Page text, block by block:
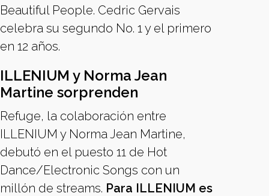
Beautiful People. Cedric Gervais
celebra su segundo No. 1 y el primero
en 12 años.
ILLENIUM y Norma Jean
Martine sorprenden
Refuge, la colaboración entre
ILLENIUM y Norma Jean Martine,
debutó en el puesto 11 de Hot
Dance/Electronic Songs con un
millón de streams. Para ILLENIUM es